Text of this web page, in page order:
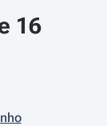
16